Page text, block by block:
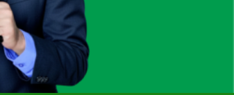
Gadget, TV, dan
Bioskop
AB Ibnu Solihin
AB Ibnu Solihin